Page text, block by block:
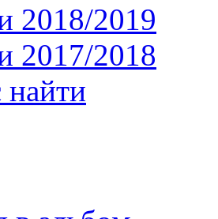
2018/2019
2017/2018
найти